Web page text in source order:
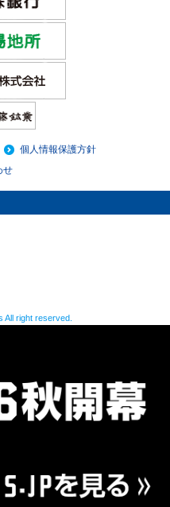
個人情報保護方針
せ
All right reserved.